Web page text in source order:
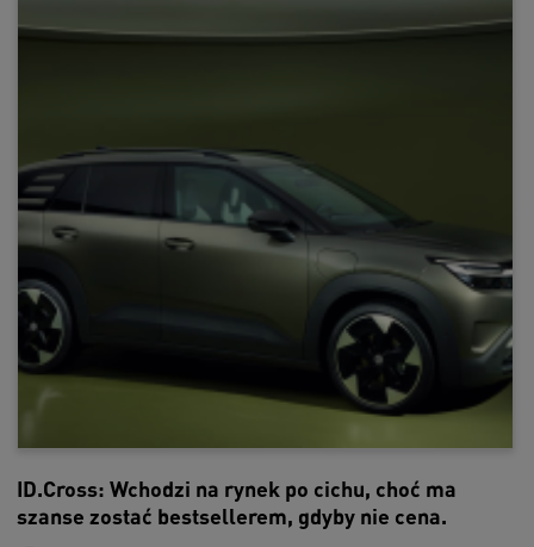
ID.Cross: Wchodzi na rynek po cichu, choć ma
szanse zostać bestsellerem, gdyby nie cena.